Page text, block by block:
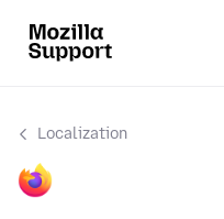
Localization